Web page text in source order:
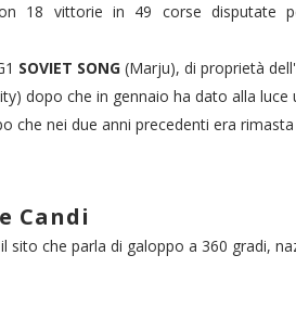
18 vittorie in 49 corse disputate
SOVIET SONG (Marju), di proprietà
dopo che in gennaio ha dato alla
che nei due anni precedenti era
Candi
sito che parla di galoppo a 360 gradi,